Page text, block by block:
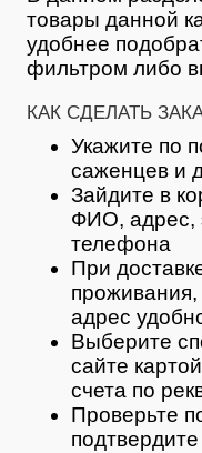
товары данной
удобнее
фильтром либо
КАК СДЕЛАТЬ
Укажите по
саженцев и
Зайдите в
ФИО, адрес,
телефона
При
проживания,
адрес
Выберите
сайте
счета по
Проверьте
подтвердите